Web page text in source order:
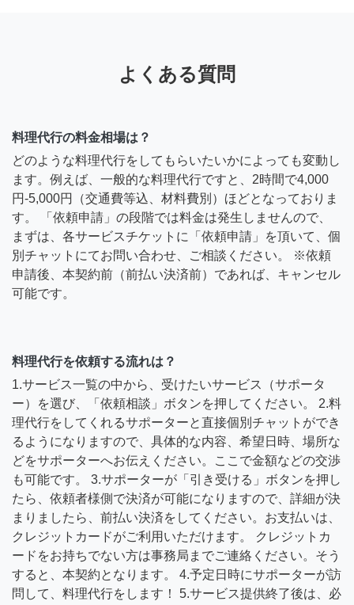
よくある質問
料理代行の料金相場は？
どのような料理代行をしてもらいたいかによっても変動し
ます。例えば、一般的な料理代行ですと、2時間で4,000
円-5,000円（交通費等込、材料費別）ほどとなっておりま
す。 「依頼申請」の段階では料金は発生しませんので、
まずは、各サービスチケットに「依頼申請」を頂いて、個
別チャットにてお問い合わせ、ご相談ください。 ※依頼
申請後、本契約前（前払い決済前）であれば、キャンセル
可能です。
料理代行を依頼する流れは？
1.サービス一覧の中から、受けたいサービス（サポータ
ー）を選び、「依頼相談」ボタンを押してください。 2.料
理代行をしてくれるサポーターと直接個別チャットができ
るようになりますので、具体的な内容、希望日時、場所な
どをサポーターへお伝えください。ここで金額などの交渉
も可能です。 3.サポーターが「引き受ける」ボタンを押し
たら、依頼者様側で決済が可能になりますので、詳細が決
まりましたら、前払い決済をしてください。お支払いは、
クレジットカードがご利用いただけます。 クレジットカ
ードをお持ちでない方は事務局までご連絡ください。そう
すると、本契約となります。 4.予定日時にサポーターが訪
問して、料理代行をします！ 5.サービス提供終了後は、必